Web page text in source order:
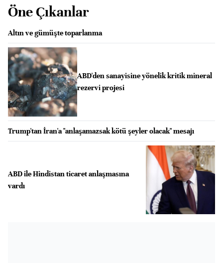
Öne Çıkanlar
Altın ve gümüşte toparlanma
ABD'den sanayisine yönelik kritik mineral
rezervi projesi
Trump'tan İran'a "anlaşamazsak kötü şeyler olacak" mesajı
ABD ile Hindistan ticaret anlaşmasına
vardı